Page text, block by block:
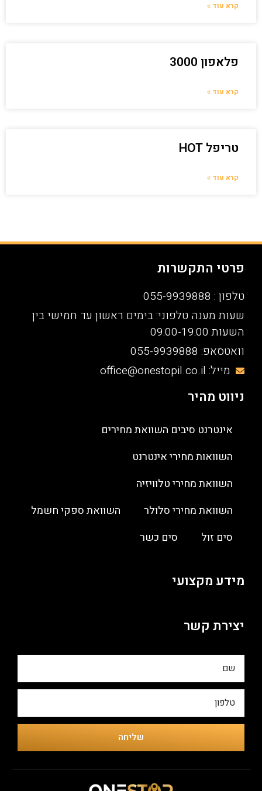
קרא עוד »
פלאפון 3000
קרא עוד »
טריפל HOT
קרא עוד »
פרטי התקשרות
טלפון : 055-9939888
שעות מענה טלפוני: בימים ראשון עד חמישי בין
השעות 09:00-19:00
וואטסאפ: 055-9939888
מייל: office@onestopil.co.il
ניווט מהיר
אינטרנט סיבים השוואת מחירים
השוואות מחירי אינטרנט
השוואת מחירי טלוויזיה
השוואת מחירי סלולר
השוואת ספקי חשמל
סים זול
סים כשר
מידע מקצועי
יצירת קשר
שליחה